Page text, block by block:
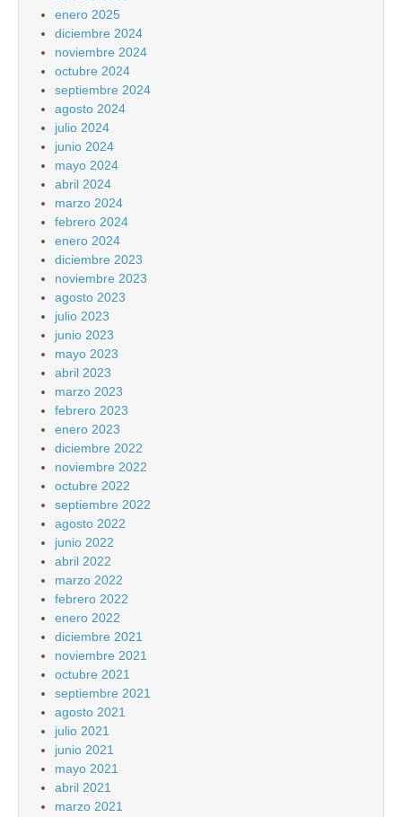
enero 2025
diciembre 2024
noviembre 2024
octubre 2024
septiembre 2024
agosto 2024
julio 2024
junio 2024
mayo 2024
abril 2024
marzo 2024
febrero 2024
enero 2024
diciembre 2023
noviembre 2023
agosto 2023
julio 2023
junio 2023
mayo 2023
abril 2023
marzo 2023
febrero 2023
enero 2023
diciembre 2022
noviembre 2022
octubre 2022
septiembre 2022
agosto 2022
junio 2022
abril 2022
marzo 2022
febrero 2022
enero 2022
diciembre 2021
noviembre 2021
octubre 2021
septiembre 2021
agosto 2021
julio 2021
junio 2021
mayo 2021
abril 2021
marzo 2021